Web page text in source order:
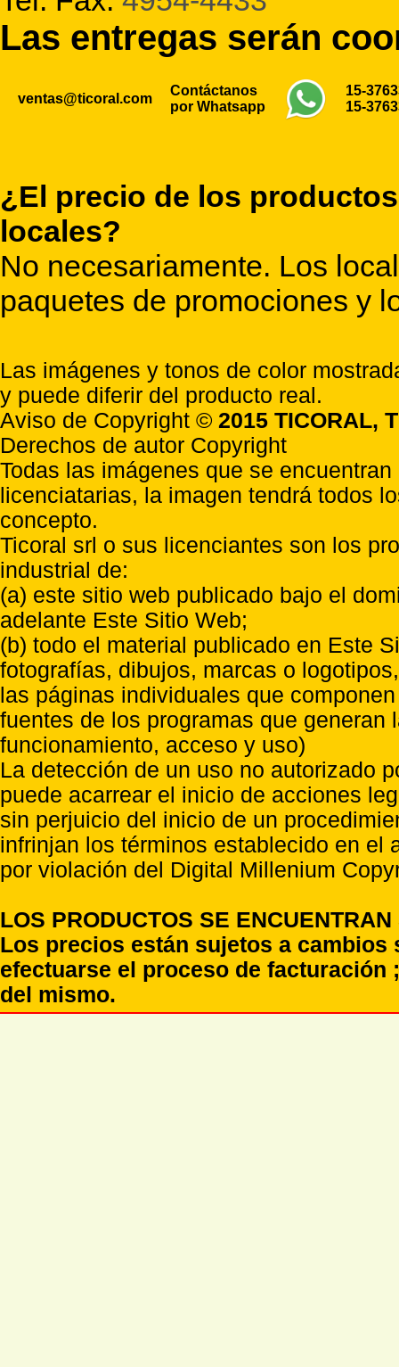
Las entregas serán
ventas@ticoral.com
Contáctanos
por Whatsapp
15-
15-
¿El precio de los
locales?
No necesariamente. Los
paquetes de promociones y
Las imágenes y tonos de color
y puede diferir del producto real.
Aviso de Copyright © 2015 TICORAL,
Derechos de autor Copyright
Todas las imágenes que se
licenciatarias, la imagen tendrá todos
concepto.
Ticoral srl o sus licenciantes son los
industrial de:
(a) este sitio web publicado bajo el
adelante Este Sitio Web;
(b) todo el material publicado en Este
fotografías, dibujos, marcas o
las páginas individuales que
fuentes de los programas que
funcionamiento, acceso y uso)
La detección de un uso no autorizado
puede acarrear el inicio de acciones
sin perjuicio del inicio de un
infrinjan los términos establecido en el
por violación del Digital Millenium
LOS PRODUCTOS SE
Los precios están sujetos a
efectuarse el proceso de
del mismo.